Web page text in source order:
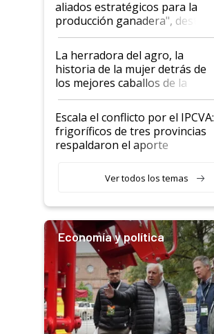
foco en la carne
aliados estratégicos para la
producción ganadera", destaca
la iniciativa que ya reúne a 46
establecimientos en Argentina
La herradora del agro, la
historia de la mujer detrás de
los mejores caballos de la
Argentina y los mitos que
todavía hacen sufrir a estos
animales: "Mientras me
descalificaban, yo seguí
haciendo currículum"
Escala el conflicto por el IPCVA:
frigoríficos de tres provincias
respaldaron el aporte
Ver todos los temas
Economía y política